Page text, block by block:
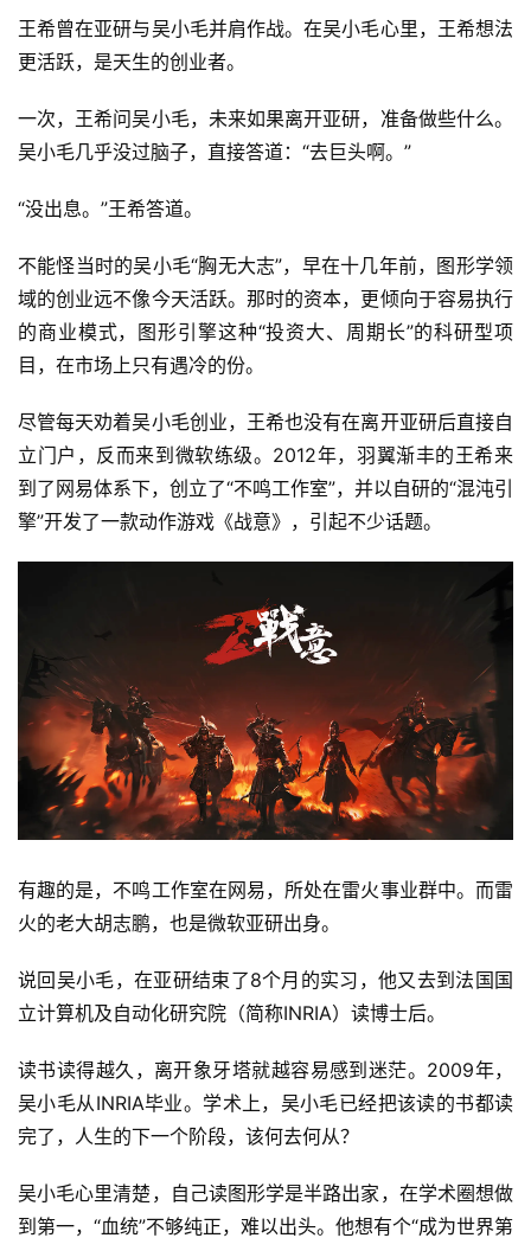
王希曾在亚研与吴小毛并肩作战。在吴小毛心里，王希想法
更活跃，是天生的创业者。
一次，王希问吴小毛，未来如果离开亚研，准备做些什么。
吴小毛几乎没过脑子，直接答道：“去巨头啊。”
“没出息。”王希答道。
不能怪当时的吴小毛“胸无大志”，早在十几年前，图形学领
域的创业远不像今天活跃。那时的资本，更倾向于容易执行
的商业模式，图形引擎这种“投资大、周期长”的科研型项
目，在市场上只有遇冷的份。
尽管每天劝着吴小毛创业，王希也没有在离开亚研后直接自
立门户，反而来到微软练级。2012年，羽翼渐丰的王希来
到了网易体系下，创立了“不鸣工作室”，并以自研的“混沌引
擎”开发了一款动作游戏《战意》，引起不少话题。
有趣的是，不鸣工作室在网易，所处在雷火事业群中。而雷
火的老大胡志鹏，也是微软亚研出身。
说回吴小毛，在亚研结束了8个月的实习，他又去到法国国
立计算机及自动化研究院（简称INRIA）读博士后。
读书读得越久，离开象牙塔就越容易感到迷茫。2009年，
吴小毛从INRIA毕业。学术上，吴小毛已经把该读的书都读
完了，人生的下一个阶段，该何去何从？
吴小毛心里清楚，自己读图形学是半路出家，在学术圈想做
到第一，“血统”不够纯正，难以出头。他想有个“成为世界第